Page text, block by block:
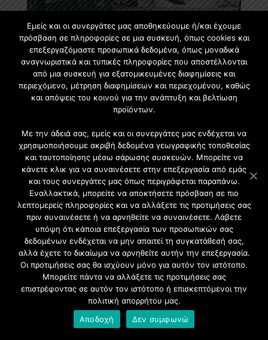
Ξύλινα
Κουφώματα
Εμείς και οι συνεργάτες μας αποθηκεύουμε ή/και έχουμε
πρόσβαση σε πληροφορίες σε μια συσκευή, όπως cookies και
επεξεργαζόμαστε προσωπικά δεδομένα, όπως μοναδικά
αναγνωριστικά και τυπικές πληροφορίες που αποστέλλονται
από μια συσκευή για εξατομικευμένες διαφημίσεις και
περιεχόμενο, μέτρηση διαφημίσεων και περιεχομένου, καθώς
και απόψεις του κοινού για την ανάπτυξη και βελτίωση
προϊόντων.
Με την άδειά σας, εμείς και οι συνεργάτες μας ενδέχεται να
χρησιμοποιήσουμε ακριβή δεδομένα γεωγραφικής τοποθεσίας
και ταυτοποίησης μέσω σάρωσης συσκευών. Μπορείτε να
κάνετε κλικ για να συναινέσετε στην επεξεργασία από εμάς
και τους συνεργάτες μας όπως περιγράφεται παραπάνω.
Εναλλακτικά, μπορείτε να αποκτήσετε πρόσβαση σε πιο
λεπτομερείς πληροφορίες και να αλλάξετε τις προτιμήσεις σας
πριν συναινέσετε ή να αρνηθείτε να συναινέσετε. Λάβετε
υπόψη ότι κάποια επεξεργασία των προσωπικών σας
δεδομένων ενδέχεται να μην απαιτεί τη συγκατάθεσή σας,
αλλά έχετε το δικαίωμα να αρνηθείτε αυτήν την επεξεργασία.
Οι προτιμήσεις σας θα ισχύουν μόνο για αυτόν τον ιστότοπο.
Μπορείτε πάντα να αλλάξετε τις προτιμήσεις σας
επιστρέφοντας σε αυτόν τον ιστότοπο ή επισκεπτόμενοι την
πολιτική απορρήτου μας.
Αποδοχή
Δεν συμφωνώ